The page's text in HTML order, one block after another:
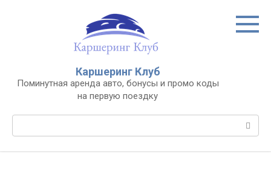
Каршеринг Клуб
Поминутная аренда авто, бонусы и промо коды
на первую поездку
Поиск: